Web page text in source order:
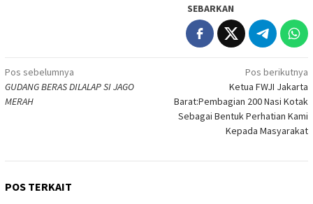
SEBARKAN
Navigasi
pos
Pos sebelumnya
GUDANG BERAS DILALAP SI JAGO
MERAH
Pos berikutnya
Ketua FWJI Jakarta
Barat:Pembagian 200 Nasi Kotak
Sebagai Bentuk Perhatian Kami
Kepada Masyarakat
POS TERKAIT